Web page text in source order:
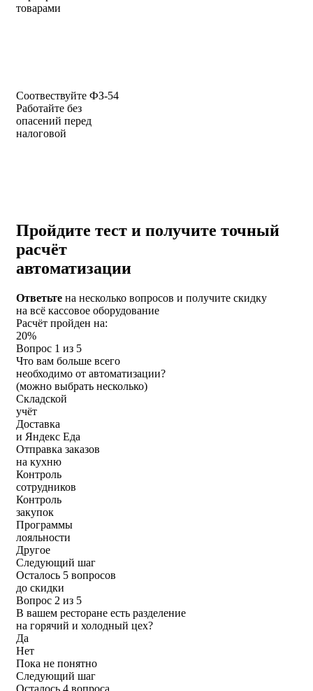
товарами
Соотвествуйте ФЗ-54
Работайте без
опасений перед
налоговой
Пройдите тест и получите точный
расчёт
автоматизации
Ответьте на несколько вопросов и получите скидку
на всё кассовое оборудование
Расчёт пройден на:
20%
Вопрос 1 из 5
Что вам больше всего
необходимо от автоматизации?
(можно выбрать несколько)
Складской
учёт
Доставка
и Яндекс Еда
Отправка заказов
на кухню
Контроль
сотрудников
Контроль
закупок
Программы
лояльности
Другое
Следующий шаг
Осталось 5 вопросов
до скидки
Вопрос 2 из 5
В вашем ресторане есть разделение
на горячий и холодный цех?
Да
Нет
Пока не понятно
Следующий шаг